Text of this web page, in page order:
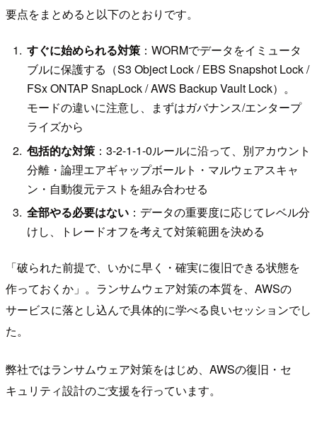
要点をまとめると以下のとおりです。
すぐに始められる対策 ：WORMでデータをイミュータ
ブルに保護する（S3 Object Lock / EBS Snapshot Lock /
FSx ONTAP SnapLock / AWS Backup Vault Lock）。
モードの違いに注意し、まずはガバナンス/エンタープ
ライズから
包括的な対策 ：3-2-1-1-0ルールに沿って、別アカウント
分離・論理エアギャップボールト・マルウェアスキャ
ン・自動復元テストを組み合わせる
全部やる必要はない ：データの重要度に応じてレベル分
けし、トレードオフを考えて対策範囲を決める
「破られた前提で、いかに早く・確実に復旧できる状態を
作っておくか」。ランサムウェア対策の本質を、AWSの
サービスに落とし込んで具体的に学べる良いセッションでし
た。
弊社ではランサムウェア対策をはじめ、AWSの復旧・セ
キュリティ設計のご支援を行っています。